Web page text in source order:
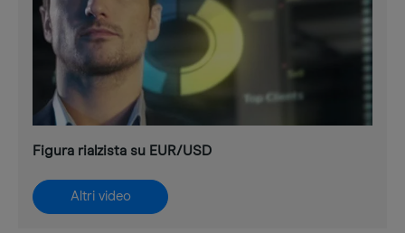
Figura rialzista su EUR/USD
Altri video